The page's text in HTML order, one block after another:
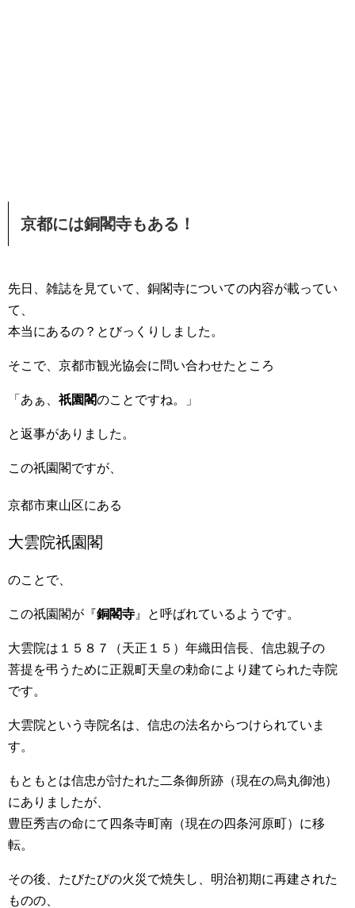
京都には銅閣寺もある！
先日、雑誌を見ていて、銅閣寺についての内容が載ってい
て、
本当にあるの？とびっくりしました。
そこで、京都市観光協会に問い合わせたところ
「あぁ、 祇園閣のことですね。」
と返事がありました。
この祇園閣ですが、
京都市東山区にある
大雲院祇園閣
のことで、
この祇園閣が『銅閣寺 』と呼ばれているようです。
大雲院は１５８７（天正１５）年織田信長、信忠親子の
菩提を弔うために正親町天皇の勅命により建てられた寺院
です。
大雲院という寺院名は、信忠の法名からつけられていま
す。
もともとは信忠が討たれた二条御所跡（現在の烏丸御池）
にありましたが、
豊臣秀吉の命にて四条寺町南（現在の四条河原町）に移
転。
その後、たびたびの火災で焼失し、明治初期に再建された
ものの、